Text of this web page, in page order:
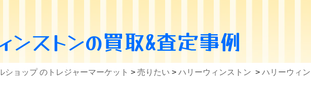
ンストンの買取&査定事例
ショップ のトレジャーマーケット > 売りたい > ハリーウィンストン > ハリーウィ